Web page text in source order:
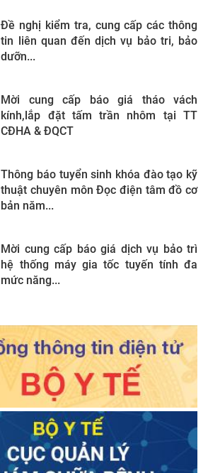
Đề nghị kiểm tra, cung cấp các thông
tin liên quan đến dịch vụ bảo tri, bảo
dưỡn...
Mời cung cấp báo giá tháo vách
kính,lắp đặt tấm trần nhôm tại TT
CĐHA & ĐQCT
Thông báo tuyển sinh khóa đào tạo kỹ
thuật chuyên môn Đọc điện tâm đồ cơ
bản năm...
Mời cung cấp báo giá dịch vụ bảo trì
hệ thống máy gia tốc tuyến tính đa
mức năng...